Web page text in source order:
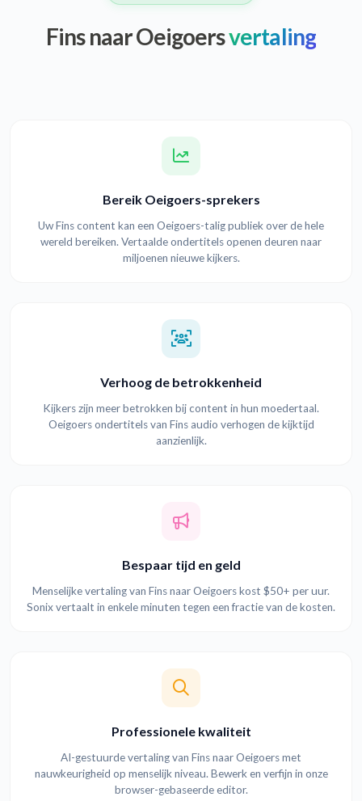
Fins naar Oeigoersvertaling
Bereik Oeigoers-sprekers
Uw Fins content kan een Oeigoers-talig publiek over de hele
wereld bereiken. Vertaalde ondertitels openen deuren naar
miljoenen nieuwe kijkers.
Verhoog de betrokkenheid
Kijkers zijn meer betrokken bij content in hun moedertaal.
Oeigoers ondertitels van Fins audio verhogen de kijktijd
aanzienlijk.
Bespaar tijd en geld
Menselijke vertaling van Fins naar Oeigoers kost $50+ per uur.
Sonix vertaalt in enkele minuten tegen een fractie van de kosten.
Professionele kwaliteit
AI-gestuurde vertaling van Fins naar Oeigoers met
nauwkeurigheid op menselijk niveau. Bewerk en verfijn in onze
browser-gebaseerde editor.